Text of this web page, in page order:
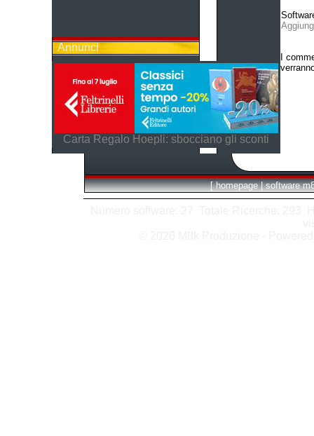
Annunci
Carta Regalo Hoepli: sbocciano gli sconti
I
[ homepage | software